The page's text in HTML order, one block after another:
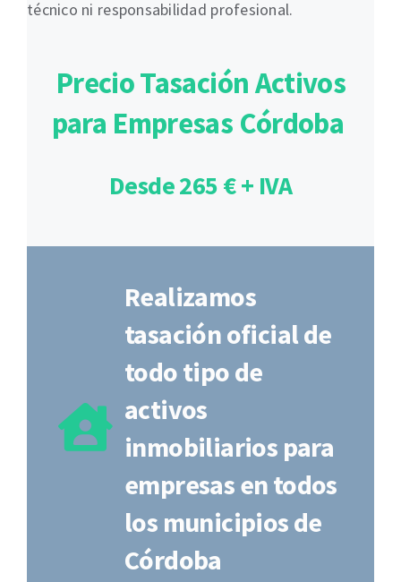
técnico ni responsabilidad profesional.
Precio Tasación Activos
para Empresas Córdoba
Desde 265 € + IVA
Realizamos
tasación oficial de
todo tipo de
activos
inmobiliarios para
empresas en todos
los municipios de
Córdoba